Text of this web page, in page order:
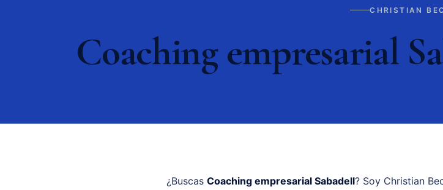
CHRISTIAN
Coaching empresarial
¿Buscas Coaching empresarial Sabadell? Soy Christian